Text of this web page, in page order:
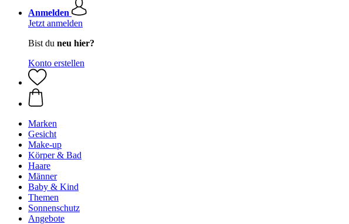
Anmelden
Jetzt anmelden
Bist du neu hier?
Konto erstellen
Marken
Gesicht
Make-up
Körper & Bad
Haare
Männer
Baby & Kind
Themen
Sonnenschutz
Angebote